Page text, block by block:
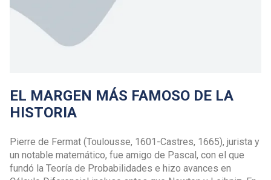
EL MARGEN MÁS FAMOSO DE LA
HISTORIA
Pierre de Fermat (Toulousse, 1601-Castres, 1665), jurista y
un notable matemático, fue amigo de Pascal, con el que
fundó la Teoría de Probabilidades e hizo avances en